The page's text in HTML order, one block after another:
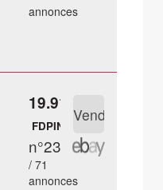
annonces
19.91 €
FDPIN
n°23
/ 71
annonces